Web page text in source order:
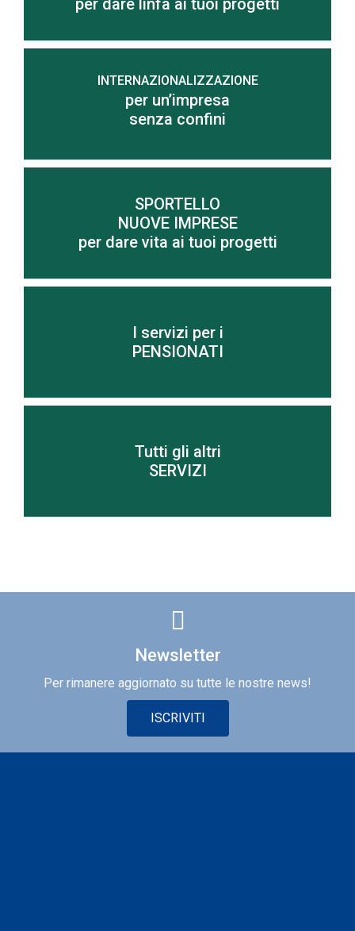
per dare linfa ai tuoi progetti
INTERNAZIONALIZZAZIONE
per un’impresa
senza confini
Scopri di più
SPORTELLO
NUOVE IMPRESE
per dare vita ai tuoi progetti
Scopri di più
I servizi per i
PENSIONATI
Scopri di più
Tutti gli altri
SERVIZI
Scopri di più
Newsletter
Per rimanere aggiornato su tutte le nostre news!
ISCRIVITI